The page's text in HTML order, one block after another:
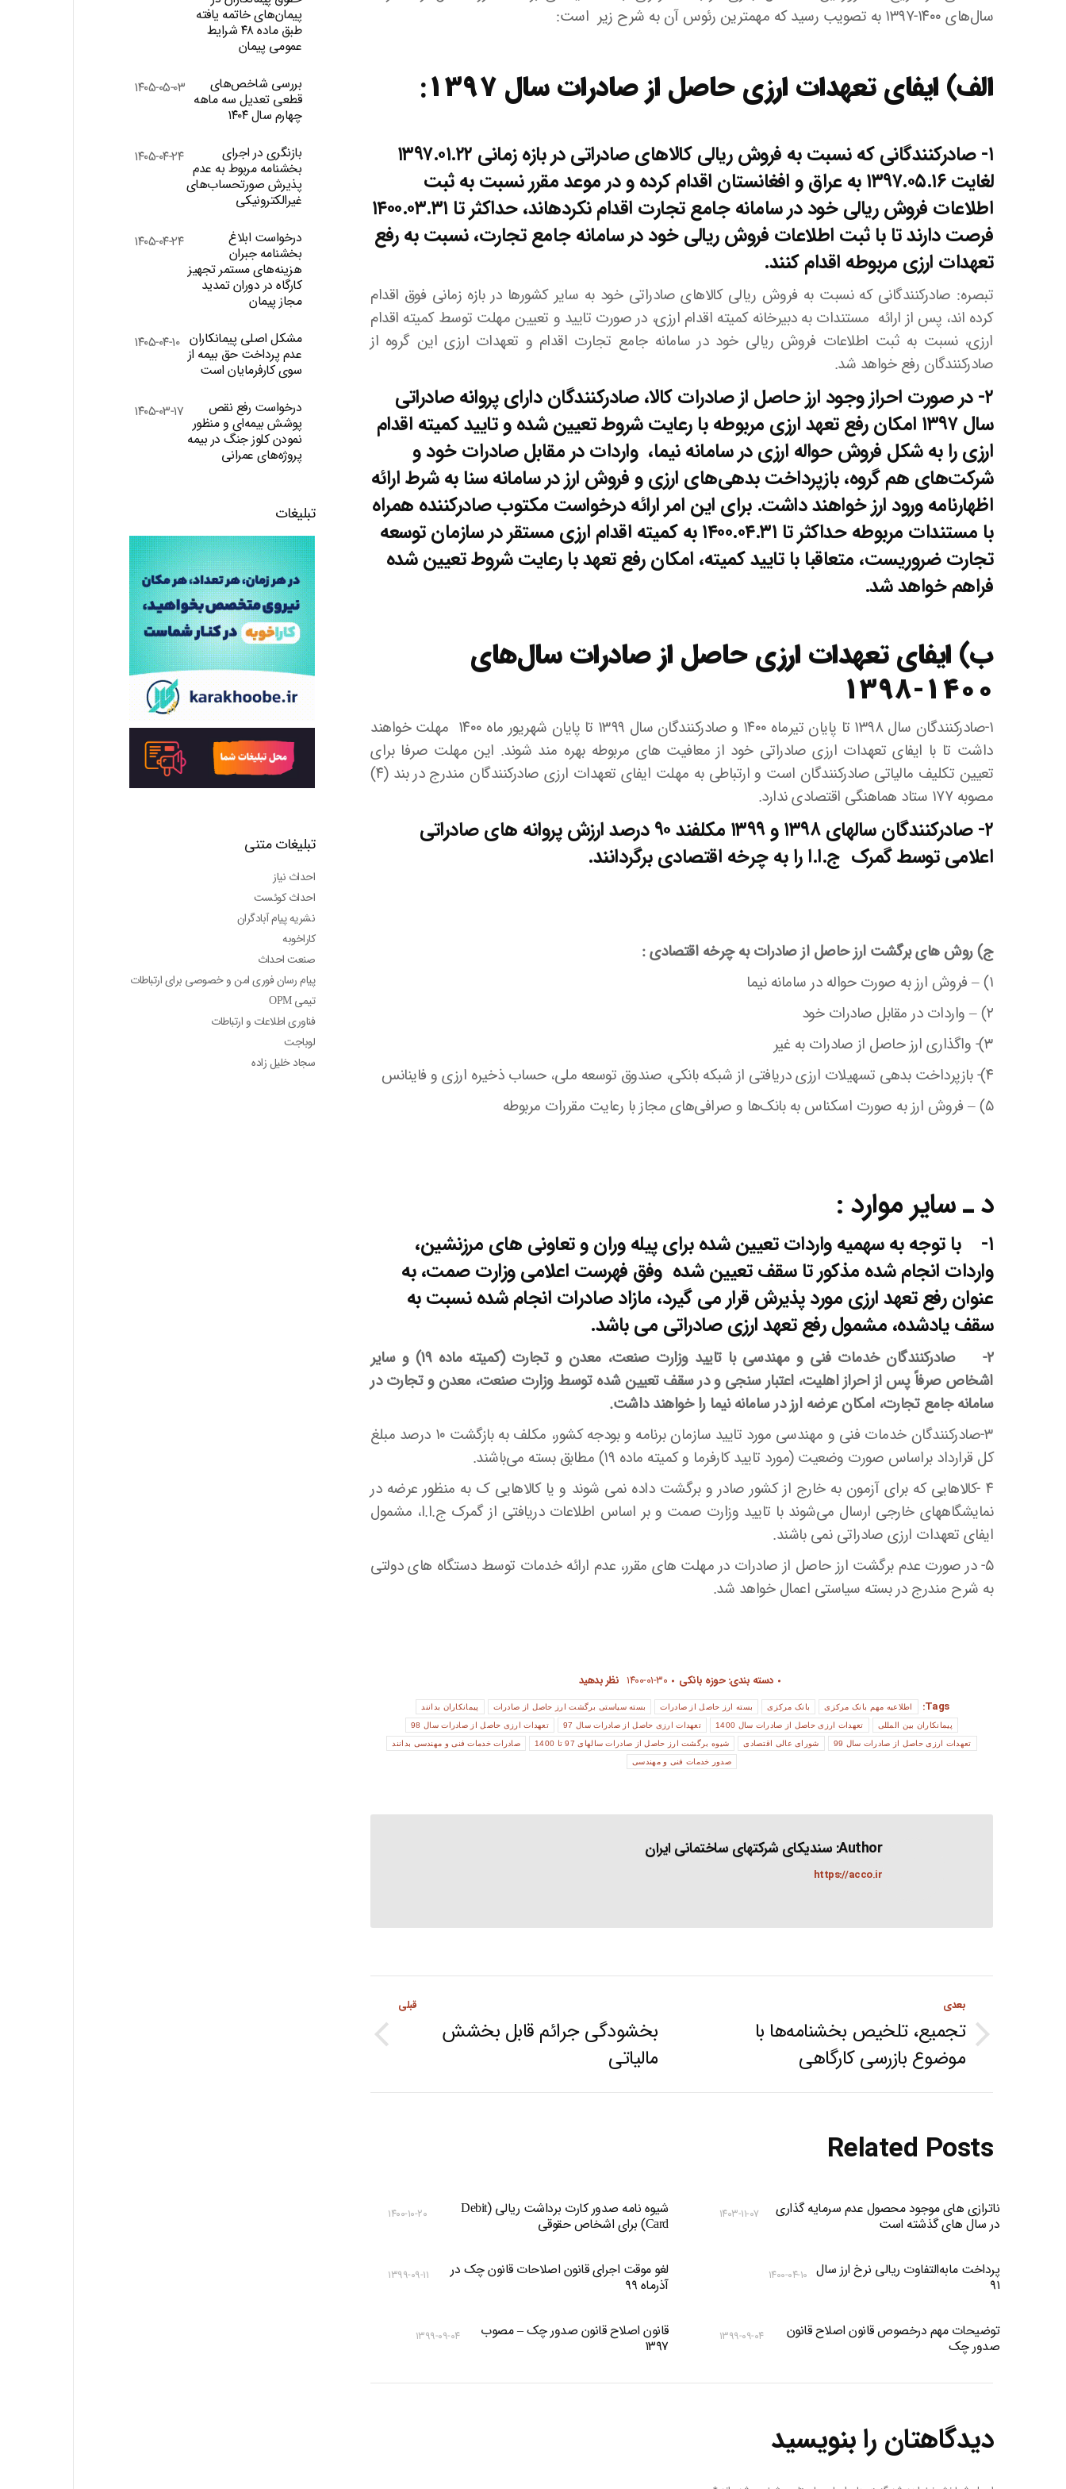
سال‌های ۱۴۰۰-۱۳۹۷ به تصویب رسید که مهمترین رئوس آن به شرح زیر است:
الف) ایفای تعهدات ارزی حاصل از صادرات سال‌ ۱۳۹۷:
لغایت ۱۳۹۷.۰۵.۱۶ به عراق و افغانستان اقدام کرده و در موعد مقرر نسبت به ثبت
اطلاعات فروش ریالی خود در سامانه جامع تجارت اقدام نکرده‎اند، حداکثر تا ۱۴۰۰.۰۳.۳۱
فرصت دارند تا با ثبت اطلاعات فروش ریالی خود در سامانه جامع تجارت، نسبت به رفع
تعهدات ارزی مربوطه اقدام کنند.
تبصره: صادرکنندگانی که نسبت به فروش ریالی کالاهای صادراتی خود به سایر کشورها در بازه زمانی فوق اقدام
کرده اند، پس از ارائه مستندات به دبیرخانه کمیته اقدام ارزی، در صورت تایید و تعیین مهلت توسط کمیته اقدام
ارزی، نسبت به ثبت اطلاعات فروش ریالی خود در سامانه جامع تجارت اقدام و تعهدات ارزی این گروه از
صادرکنندگان رفع خواهد شد.
۲‏- در صورت احراز وجود ارز حاصل از صادرات کالا، صادرکنندگان دارای پروانه صادراتی
سال ۱۳۹۷ امکان رفع تعهد ارزی مربوطه با رعایت شروط تعیین شده و تایید کمیته اقدام
ارزی را به شکل فروش حواله ارزی در سامانه نیما، واردات در مقابل صادرات خود و
شرکت‌های هم گروه، بازپرداخت بدهی‌های ارزی و فروش ارز در سامانه سنا به شرط ارائه
اظهارنامه ورود ارز خواهند داشت. برای این امر ارائه درخواست مکتوب صادرکننده همراه
با مستندات مربوطه حداکثر تا ۱۴۰۰.۰۴.۳۱ به کمیته اقدام ارزی مستقر در سازمان توسعه
تجارت ضروریست، متعاقبا با تایید کمیته، امکان رفع تعهد با رعایت شروط تعیین شده
فراهم خواهد شد.
ب) ایفای تعهدات ارزی حاصل از صادرات سال‌های
۱۴۰۰-۱۳۹۸
۱-صادرکنندگان سال ۱۳۹۸ تا پایان تیرماه ۱۴۰۰ و صادرکنندگان سال ۱۳۹۹ تا پایان شهریور ماه ۱۴۰۰ مهلت خواهند
داشت تا با ایفای تعهدات ارزی صادراتی خود از معافیت های مربوطه بهره مند شوند. این مهلت صرفا برای
تعیین تکلیف مالیاتی صادرکنندگان است و ارتباطی به مهلت ایفای تعهدات ارزی صادرکنندگان مندرج در بند (۴)
مصوبه ۱۷۷ ستاد هماهنگی اقتصادی ندارد.
۲- صادرکنندگان سالهای ۱۳۹۸ و ۱۳۹۹ مکلفند ۹۰ درصد ارزش پروانه های صادراتی
اعلامی توسط گمرک ج.ا.ا را به چرخه اقتصادی برگردانند.
ج) روش های برگشت ارز حاصل از صادرات به چرخه اقتصادی :
۲) – واردات در مقابل صادرات خود
۳)- واگذاری ارز حاصل از صادرات به غیر
۴)- بازپرداخت بدهی تسهیلات ارزی دریافتی از شبکه بانکی، صندوق توسعه ملی، حساب ذخیره ارزی و فاینانس
۵) – فروش ارز به صورت اسکناس به بانک‌ها و صرافی‌های مجاز با رعایت مقررات مربوطه
د‌ ـ سایر موارد :
۱- با توجه به سهمیه واردات تعیین شده برای پیله وران و تعاونی های مرزنشین،
واردات انجام شده مذکور تا سقف تعیین شده وفق فهرست اعلامی وزارت صمت، به
عنوان رفع تعهد ارزی مورد پذیرش قرار می گیرد، مازاد صادرات انجام شده نسبت به
سقف یادشده، مشمول رفع تعهد ارزی صادراتی می باشد.
2-
صادرکنندگان خدمات فنی و مهندسی با تایید وزارت صنعت، معدن و تجارت (کمیته ماده ۱۹) و سایر
اشخاص صرفاً پس از احراز اهلیت، اعتبار سنجی و در سقف تعیین شده توسط وزارت صنعت، معدن و تجارت در
سامانه جامع تجارت، امکان عرضه ارز در سامانه نیما را خواهند داشت.
۳-صادرکنندگان خدمات فنی و مهندسی مورد تایید سازمان برنامه و بودجه کشور، مکلف به بازگشت ۱۰ درصد مبلغ
کل قرارداد براساس صورت وضعیت (مورد تایید کارفرما و کمیته ماده ۱۹) مطابق بسته می‌باشند.
۴ -کالاهایی که برای آزمون به خارج از کشور صادر و برگشت داده نمی شوند و یا کالاهایی ک به منظور عرضه در
نمایشگاههای خارجی ارسال می‌شوند با تایید وزارت صمت و بر اساس اطلاعات دریافتی از گمرک ج.ا.ا، مشمول
ایفای تعهدات ارزی صادراتی نمی باشند.
۵- در صورت عدم برگشت ارز حاصل از صادرات در مهلت های مقرر، عدم ارائه خدمات توسط دستگاه های دولتی
به شرح مندرج در بسته سیاستی اعمال خواهد شد.
دسته بندی:حوزه بانکی ۱۴۰۰-۰۱-۳۰ نظر بدهید
Tags:
اطلاعیه مهم بانک مرکزی بانک مرکزی بسته ارز حاصل از صادرات بسته سیاستی برگشت ارز حاصل از صادرات پیمانکاران بدانند
پیمانکاران بین المللی تعهدات ارزی حاصل از صادرات سال 1400 تعهدات ارزی حاصل از صادرات سال 97 تعهدات ارزی حاصل از صادرات سال 98
تعهدات ارزی حاصل از صادرات سال 99 شورای عالی اقتصادی شیوه برگشت ارز حاصل از صادرات سالهای 97 تا 1400 صادرات خدمات فنی و مهندسی بدانند
صدور خدمات فنی و مهندسی
Author: سندیکای شرکتهای ساختمانی ایران
https://acco.ir
Post
navigation
قبلی
Previous
بخشودگی جرائم قابل بخشش
مالیاتی
بعدی
Next
post:
تجمیع، تلخیص بخشنامه‌ها با
موضوع بازرسی کارگاهی
Related Posts
ناترازی های موجود محصول عدم سرمایه گذاری
در سال های گذشته است
۱۴۰۳-۱۱-۰۷
شیوه نامه صدور کارت برداشت ریالی (Debit
Card) برای اشخاص حقوقی
۱۴۰۰-۱۰-۲۰
پرداخت مابه‌التفاوت ریالی نرخ ارز سال
۹۱
۱۴۰۰-۰۴-۱۰
لغو موقت اجرای قانون اصلاحات قانون چک در
آذرماه ۹۹
۱۳۹۹-۰۹-۱۱
توضیحات مهم درخصوص قانون اصلاح قانون
صدور چک
۱۳۹۹-۰۹-۰۴
قانون اصلاح قانون صدور چک – مصوب
۱۳۹۷
۱۳۹۹-۰۹-۰۴
دیدگاهتان را بنویسید
پیمان‌های خاتمه یافته
طبق ماده ۴۸ شرایط
عمومی پیمان
بررسی شاخص‌های
قطعی تعدیل سه ماهه
چهارم سال ۱۴۰۴
۱۴۰۵-۰۵-۰۳
بازنگری در اجرای
بخشنامه مربوط به عدم
پذیرش صورتحساب‌های
غیرالکترونیکی
۱۴۰۵-۰۴-۲۴
درخواست ابلاغ
بخشنامه جبران
هزینه‌های مستمر تجهیز
کارگاه در دوران تمدید
مجاز پیمان
۱۴۰۵-۰۴-۲۴
مشکل اصلی پیمانکاران
عدم پرداخت حق بیمه از
سوی کارفرمایان است
۱۴۰۵-۰۴-۱۰
درخواست رفع نقص
پوشش بیمه‌ای و منظور
نمودن کلوز جنگ در بیمه
پروژه‌های عمرانی
۱۴۰۵-۰۳-۱۷
تبلیغات
تبلیغات متنی
احداث نیاز
احداث کوئست
نشریه پیام آبادگران
کاراخوبه
صنعت احداث
پیام رسان فوری امن و خصوصی برای ارتباطات
تیمی OPM
فناوری اطلاعات و ارتباطات
لوباجت
سجاد خلیل زاده